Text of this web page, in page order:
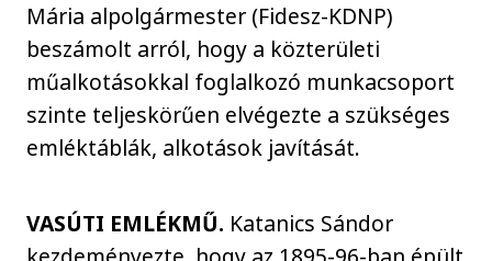
Mária alpolgármester (Fidesz-KDNP)
beszámolt arról, hogy a közterületi
műalkotásokkal foglalkozó munkacsoport
szinte teljeskörűen elvégezte a szükséges
emléktáblák, alkotások javítását.
VASÚTI EMLÉKMŰ. Katanics Sándor